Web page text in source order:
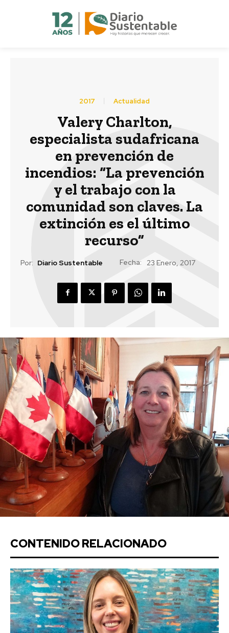
2017 Actualidad
Valery Charlton,
especialista sudafricana
en prevención de
incendios: “La prevención
y el trabajo con la
comunidad son claves. La
extinción es el último
recurso”
Por: Diario Sustentable Fecha: 23 Enero, 2017
CONTENIDO RELACIONADO